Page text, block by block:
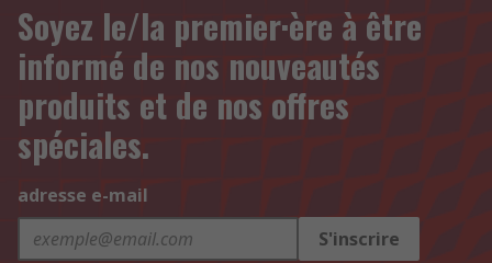
Soyez le/la premier·ère à être
informé de nos nouveautés
produits et de nos offres
spéciales.
adresse e-mail
S'inscrire